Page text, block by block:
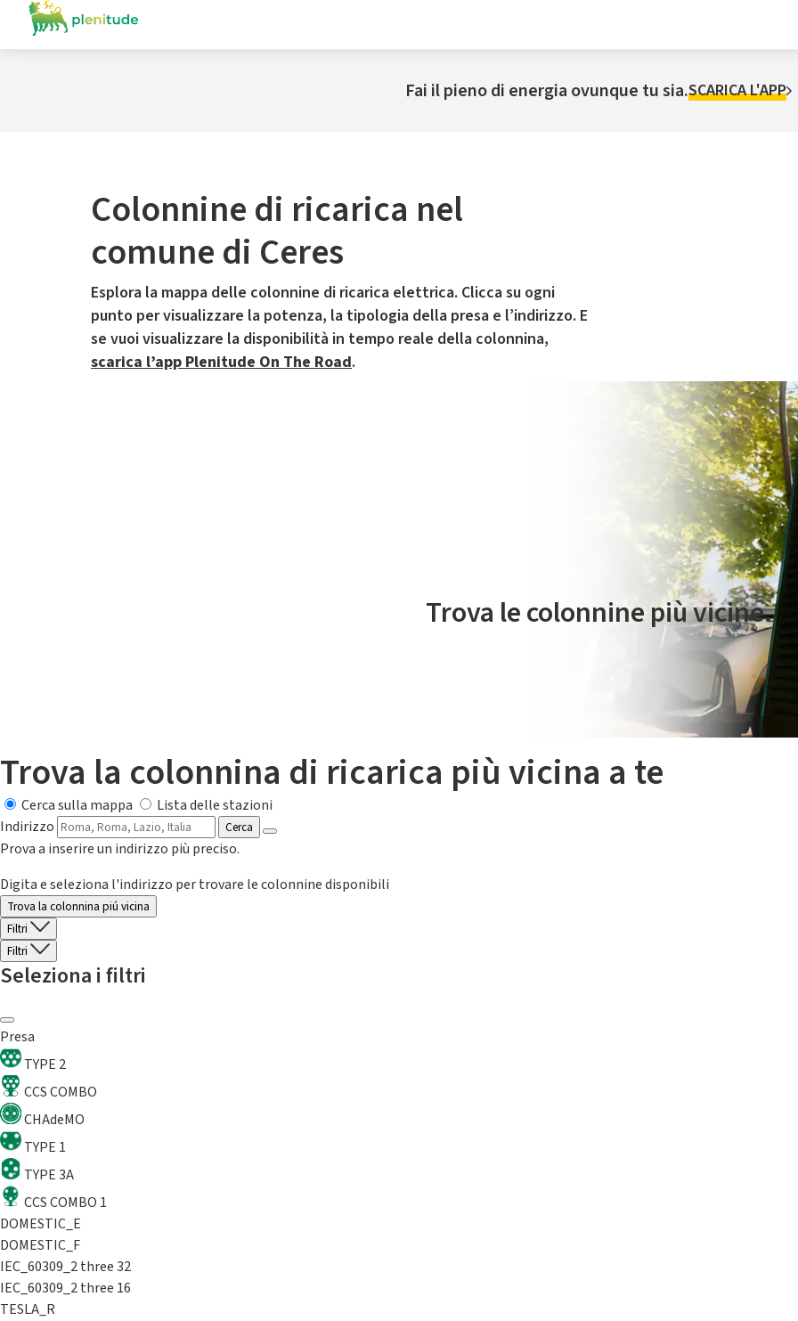
Fai il pieno di energia ovunque tu sia.SCARICA L'APP
Colonnine di ricarica nel
comune di Ceres
Esplora la mappa delle colonnine di ricarica elettrica. Clicca su ogni
punto per visualizzare la potenza, la tipologia della presa e l’indirizzo. E
se vuoi visualizzare la disponibilità in tempo reale della colonnina,
scarica l’app Plenitude On The Road.
Il servizio di mobilità elettrica è gestito da Plenitude On The Road
Trova le colonnine più vicine.
Trova la colonnina di ricarica più vicina a te
Cerca sulla mappa
Lista delle stazioni
Indirizzo
Cerca
Prova a inserire un indirizzo più preciso.
Digita e seleziona l'indirizzo per trovare le colonnine disponibili
Trova la colonnina piú vicina
Filtri
Filtri
Seleziona i filtri
Presa
TYPE 2
CCS COMBO
CHAdeMO
TYPE 1
TYPE 3A
CCS COMBO 1
DOMESTIC_E
DOMESTIC_F
IEC_60309_2 three 32
IEC_60309_2 three 16
TESLA_R